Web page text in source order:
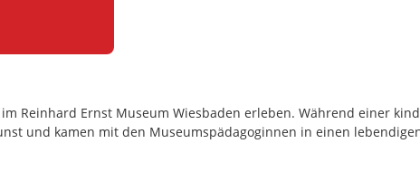
Reinhard Ernst Museum Wiesbaden erleben. Während einer
und kamen mit den Museumspädagoginnen in einen